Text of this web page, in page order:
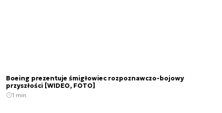
Boeing prezentuje śmigłowiec rozpoznawczo-bojowy
przyszłości [WIDEO, FOTO]
1 min.